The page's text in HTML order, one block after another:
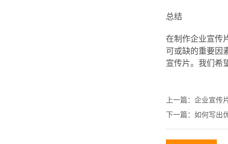
总结
在制作企业宣传
可或缺的重要因
宣传片。我们希
上一篇： 企业宣传
下一篇： 如何写出